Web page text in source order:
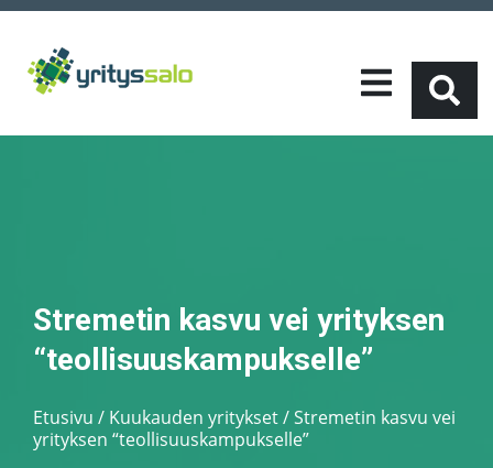
Stremetin kasvu vei yrityksen
“teollisuuskampukselle”
Etusivu / Kuukauden yritykset/Stremetin kasvu vei
yrityksen “teollisuuskampukselle”